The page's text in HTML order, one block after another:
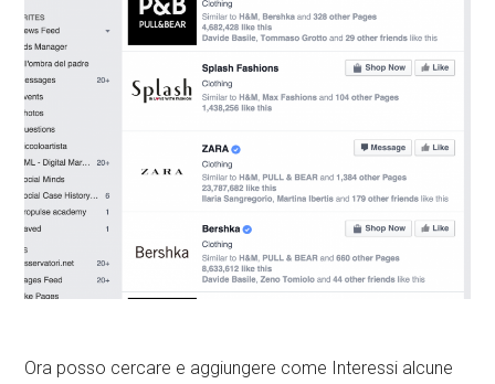
Ora posso cercare e aggiungere come Interessi alcune